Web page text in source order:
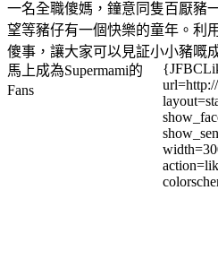
一名全職傻媽，鐘意同隻百厭豬
望等豬仔有一個快樂的童年。利
傻事，讓大家可以見証小小豬嘅
馬上成為Supermami的
Fans